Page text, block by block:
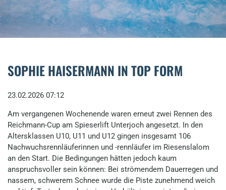
SOPHIE HAISERMANN IN TOP FORM
23.02.2026 07:12
Am vergangenen Wochenende waren erneut zwei Rennen des
Reichmann-Cup am Spieserlift Unterjoch angesetzt. In den
Altersklassen U10, U11 und U12 gingen insgesamt 106
Nachwuchsrennläuferinnen und -rennläufer im Riesenslalom
an den Start. Die Bedingungen hätten jedoch kaum
anspruchsvoller sein können: Bei strömendem Dauerregen und
nassem, schwerem Schnee wurde die Piste zunehmend weich